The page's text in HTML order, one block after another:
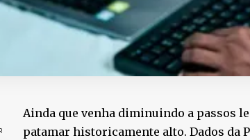
Ainda que venha diminuindo a passos
patamar historicamente alto. Dados da